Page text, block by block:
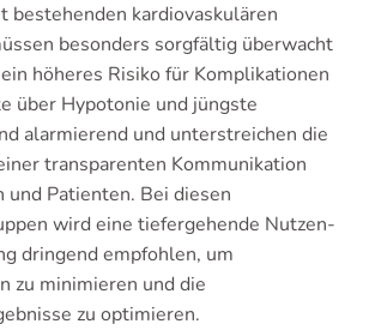
bestehenden kardiovaskulären
besonders sorgfältig überwacht
höheres Risiko für Komplikationen
über Hypotonie und jüngste
alarmierend und unterstreichen die
transparenten Kommunikation
und Patienten. Bei diesen
wird eine tiefergehende Nutzen-
dringend empfohlen, um
zu minimieren und die
zu optimieren.